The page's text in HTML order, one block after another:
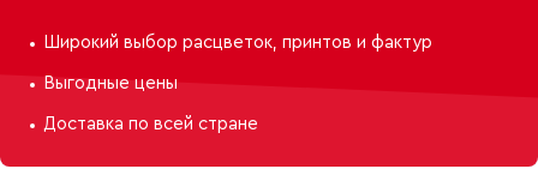
Широкий выбор расцветок, принтов и фактур
Выгодные цены
Доставка по всей стране